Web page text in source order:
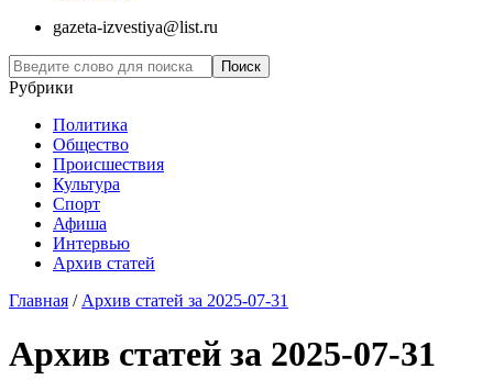
gazeta-izvestiya@list.ru
Рубрики
Политика
Общество
Проиcшествия
Культура
Спорт
Афиша
Интервью
Архив статей
Главная / Архив статей за 2025-07-31
Архив статей за 2025-07-31